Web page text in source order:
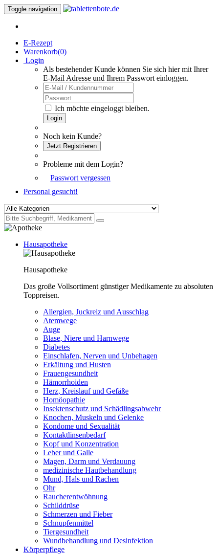
Toggle navigation
E-Rezept
Warenkorb(0)
Login
Als bestehender Kunde können Sie sich hier mit Ihrer
E-Mail Adresse und Ihrem Passwort einloggen.
Ich möchte eingeloggt bleiben.
Login
Noch kein Kunde?
Jetzt Registrieren
Probleme mit dem Login?
Passwort vergessen
Personal gesucht!
Hausapotheke
Hausapotheke
Das große Vollsortiment günstiger Medikamente zu absoluten
Toppreisen.
Allergien, Juckreiz und Ausschlag
Atemwege
Auge
Blase, Niere und Harnwege
Diabetes
Einschlafen, Nerven und Unbehagen
Erkältung und Husten
Frauengesundheit
Hämorrhoiden
Herz, Kreislauf und Gefäße
Homöopathie
Insektenschutz und Schädlingsabwehr
Knochen, Muskeln und Gelenke
Kondome und Sexualität
Kontaktlinsenbedarf
Kopf und Konzentration
Leber und Galle
Magen, Darm und Verdauung
medizinische Hautbehandlung
Mund, Hals und Rachen
Ohr
Raucherentwöhnung
Schilddrüse
Schmerzen und Fieber
Schnupfenmittel
Tiergesundheit
Wundbehandlung und Desinfektion
Körperpflege